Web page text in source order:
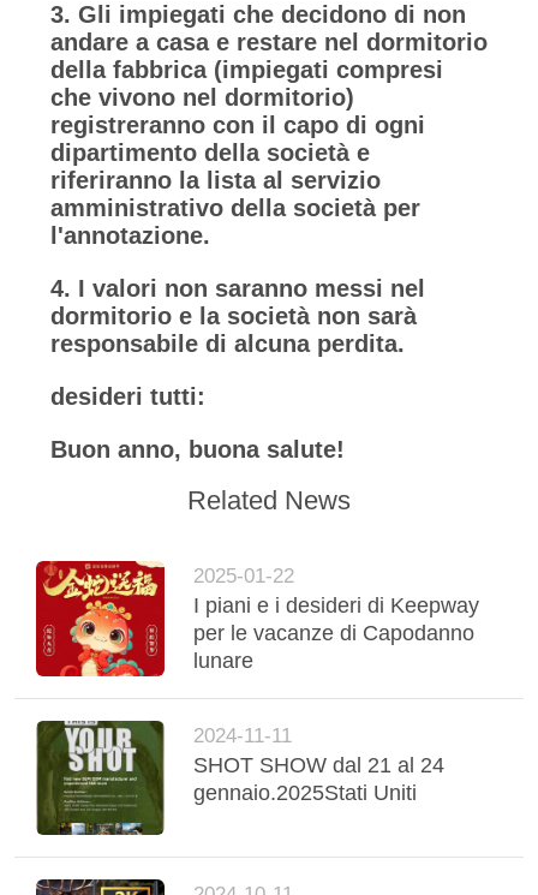
3. Gli impiegati che decidono di non
andare a casa e restare nel dormitorio
della fabbrica (impiegati compresi
che vivono nel dormitorio)
registreranno con il capo di ogni
dipartimento della società e
riferiranno la lista al servizio
amministrativo della società per
l'annotazione.
4. I valori non saranno messi nel
dormitorio e la società non sarà
responsabile di alcuna perdita.
desideri tutti:
Buon anno, buona salute!
Related News
2025-01-22
I piani e i desideri di Keepway
per le vacanze di Capodanno
lunare
2024-11-11
SHOT SHOW dal 21 al 24
gennaio.2025Stati Uniti